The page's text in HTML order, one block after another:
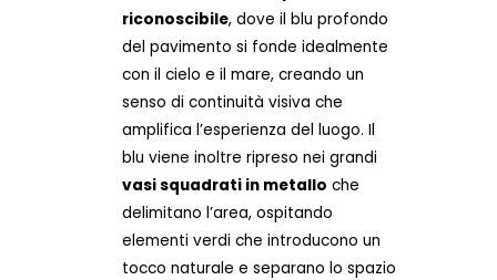
riconoscibile, dove il blu profondo
del pavimento si fonde idealmente
con il cielo e il mare, creando un
senso di continuità visiva che
amplifica l’esperienza del luogo. Il
blu viene inoltre ripreso nei grandi
vasi squadrati in metallo che
delimitano l’area, ospitando
elementi verdi che introducono un
tocco naturale e separano lo spazio